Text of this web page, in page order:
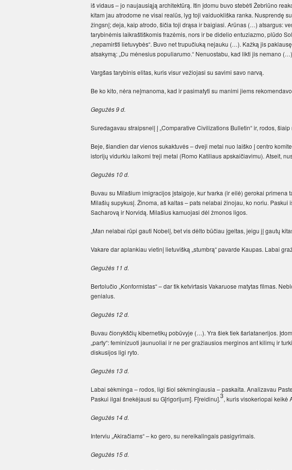
iš vidaus – jo naujausiąją architektūrą. Itin įdomu buvo stebėti Žebriūno
kitam jau atrodome ne visai realūs, lyg toji vaiduokliška ranka. Nusprendę
žingsnį; deja, kaip atrodo, šičia toji drąsa ir baigiasi. Arūnas (…) atsargus:
tarybinėmis laikraštiškomis frazėmis, nors ir be didelio entuziazmo, plūdo
„nepamiršti lietuvybės“. Buvo net trupučiuką nejauku (…). Kažką jis
atsakymą: „Du mėnesius populiarumo.“ Nenuostabu, kad likti jis nemano
Vargšas tarybinis elitas, kuris visur vežiojasi su savimi savo narvą.
Be ko kito, nėra neįmanoma, kad ir pasimatyti su manimi jiems
Gegužės 9 d.
Suredagavau straipsnelį į „Comparative Civilizations Bulletin“ ir, rodos,
Beje, šiandien dar vienos sukaktu­vės – dveji metai nuo laiško į centro
istorijų vidurkiu laikomi treji metai (Romo Katiliaus apskaičiavimu). Atseit,
Gegužės 10 d.
Buvau su Milašium imigracijos įstaigoje, kur tvarka (ir eilė) gerokai primena
Milašių supykusį. Žinoma, aš kaltas – pats nelabai žinojau, ko noriu.
Sacharovą ir Norvidą. Milašius kamuojasi dėl žmonos ligos.
„Man nelabai rūpi gauti Nobelį, bet vis dėlto būčiau įgeltas, jeigu jį gautų
Vakare dar aplankiau vietinį lietuvišką „stumbrą“ pavarde Kaupas. Labai
Gegužės 11 d.
Bertolučio „Konformistas“ – dar tik ketvirtasis Vakaruose matytas filmas.
genialus.
Gegužės 12 d.
Buvau čionykščių kibernetikų pobūvyje (…). Yra šiek tiek šarlatanerijos.
„party“: feminizuoti jaunuoliai ir ne per gražiausios merginos ant kilimų ir
diskusijos ligi ryto.
Gegužės 13 d.
Labai sėkminga – rodos, ligi šiol sėkmingiausia – paskaita. Analizavau
Paskui ilgai šnekėjausi su G[rigorijum]. F[reidinu].3, kuris visokeriopai keikė
Gegužės 14 d.
Interviu „Akiračiams“ – ko gero, su nereikalingais pasigyrimais.
Gegužės 15 d.